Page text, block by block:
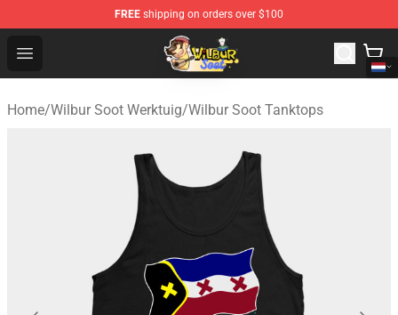
FREE shipping on orders over $100
Open menu
Wilbur Soot Shop - Official Wilbur Soot Merchandise
Home/Wilbur Soot Werktuig/Wilbur Soot Tanktops